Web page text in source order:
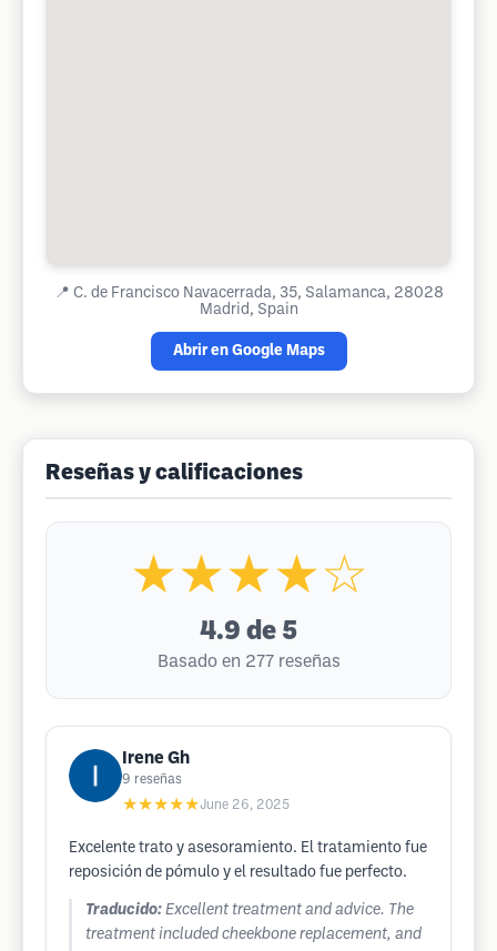
📍 C. de Francisco Navacerrada, 35, Salamanca, 28028
Madrid, Spain
Abrir en Google Maps
Reseñas y calificaciones
★★★★☆
4.9 de 5
Basado en 277 reseñas
Irene Gh
9 reseñas
★★★★★June 26, 2025
Excelente trato y asesoramiento. El tratamiento fue
reposición de pómulo y el resultado fue perfecto.
Traducido: Excellent treatment and advice. The
treatment included cheekbone replacement, and